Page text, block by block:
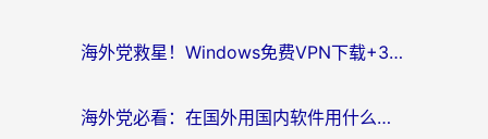
海外党救星！Windows免费VPN下载+3步搞定国内资源无缝访问
海外党必看：在国外用国内软件用什么加速器好？解决追剧游戏办公的终极指南